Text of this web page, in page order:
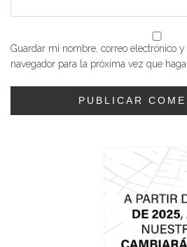
Guardar mi nombre, correo electrónico
navegador para la próxima vez que